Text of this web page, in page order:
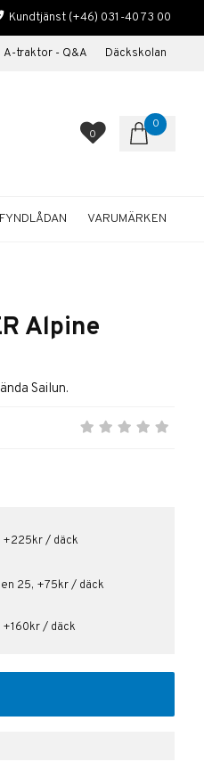
Kundtjänst (+46) 031-40 73 00
A-traktor - Q&A Däckskolan
0
0
FYNDLÅDAN VARUMÄRKEN
Alpine
Sailun.
+225kr / däck
25, +75kr / däck
+160kr / däck